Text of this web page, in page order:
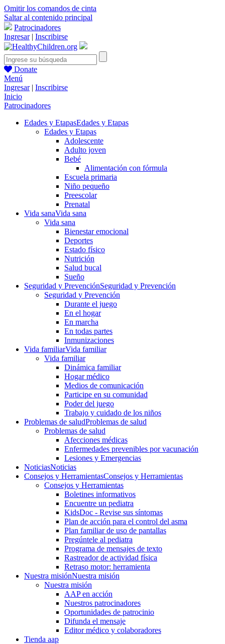
Omitir los comandos de cinta
Saltar al contenido principal
Patrocinadores
Ingresar| Inscribirse
Donate
Menú
Ingresar| Inscribirse
Inicio
Patrocinadores
Edades y EtapasEdades y Etapas
Edades y Etapas
Adolescente
Adulto joven
Bebé
Alimentación con fórmula
Escuela primaria
Niño pequeño
Preescolar
Prenatal
Vida sanaVida sana
Vida sana
Bienestar emocional
Deportes
Estado físico
Nutrición
Salud bucal
Sueño
Seguridad y PrevenciónSeguridad y Prevención
Seguridad y Prevención
Durante el juego
En el hogar
En marcha
En todas partes
Inmunizaciones
Vida familiarVida familiar
Vida familiar
Dinámica familiar
Hogar médico
Medios de comunicación
Participe en su comunidad
Poder del juego
Trabajo y cuidado de los niños
Problemas de saludProblemas de salud
Problemas de salud
Afecciones médicas
Enfermedades prevenibles por vacunación
Lesiones y Emergencias
NoticiasNoticias
Consejos y HerramientasConsejos y Herramientas
Consejos y Herramientas
Boletines informativos
Encuentre un pediatra
KidsDoc - Revise sus síntomas
Plan de acción para el control del asma
Plan familiar de uso de pantallas
Pregúntele al pediatra
Programa de mensajes de texto
Rastre​​ador de activida​d física
Retraso motor: herramienta
Nuestra misiónNuestra misión
Nuestra misión
AAP en acción
Nuestros patrocinadores
Oportunidades de patrocinio
Difunda el mensaje
Editor médico y colaboradores
Tienda aap